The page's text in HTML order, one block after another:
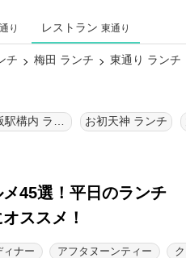
り レストラン 東通り
チ 梅田 ランチ 東通り ランチ
お初天神 ランチ
45選！平日のランチ
ススメ！
ィナー アフタヌーンティー